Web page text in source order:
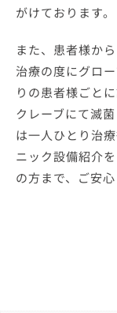
がけております。
また、患者様か
治療の度にグロ
りの患者様ごと
クレーブにて滅
は一人ひとり治
ニック設備紹介
の方まで、ご安